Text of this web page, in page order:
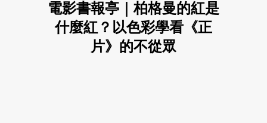
電影書報亭｜柏格曼的紅是
什麼紅？以色彩學看《正
片》的不從眾